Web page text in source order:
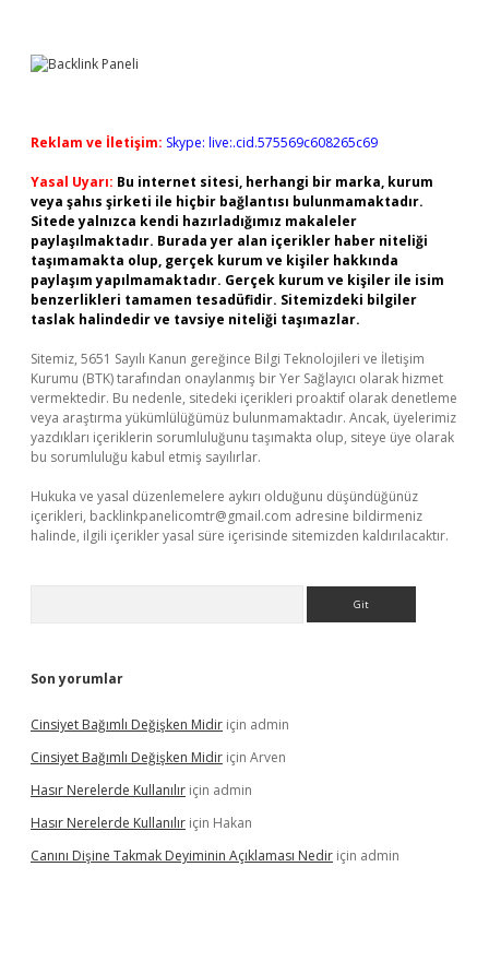
Reklam ve İletişim: Skype: live:.cid.575569c608265c69
Yasal Uyarı: Bu internet sitesi, herhangi bir marka, kurum
veya şahıs şirketi ile hiçbir bağlantısı bulunmamaktadır.
Sitede yalnızca kendi hazırladığımız makaleler
paylaşılmaktadır. Burada yer alan içerikler haber niteliği
taşımamakta olup, gerçek kurum ve kişiler hakkında
paylaşım yapılmamaktadır. Gerçek kurum ve kişiler ile isim
benzerlikleri tamamen tesadüfidir. Sitemizdeki bilgiler
taslak halindedir ve tavsiye niteliği taşımazlar.
Sitemiz, 5651 Sayılı Kanun gereğince Bilgi Teknolojileri ve İletişim
Kurumu (BTK) tarafından onaylanmış bir Yer Sağlayıcı olarak hizmet
vermektedir. Bu nedenle, sitedeki içerikleri proaktif olarak denetleme
veya araştırma yükümlülüğümüz bulunmamaktadır. Ancak, üyelerimiz
yazdıkları içeriklerin sorumluluğunu taşımakta olup, siteye üye olarak
bu sorumluluğu kabul etmiş sayılırlar.
Hukuka ve yasal düzenlemelere aykırı olduğunu düşündüğünüz
içerikleri, backlinkpanelicomtr@gmail.com adresine bildirmeniz
halinde, ilgili içerikler yasal süre içerisinde sitemizden kaldırılacaktır.
Son yorumlar
Cinsiyet Bağımlı Değişken Midir için admin
Cinsiyet Bağımlı Değişken Midir için Arven
Hasır Nerelerde Kullanılır için admin
Hasır Nerelerde Kullanılır için Hakan
Canını Dişine Takmak Deyiminin Açıklaması Nedir için admin